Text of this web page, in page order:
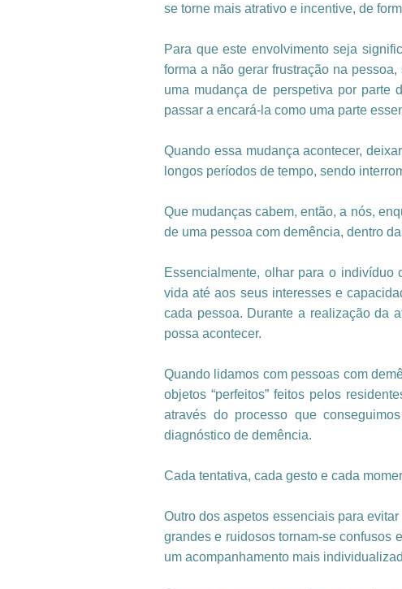
se torne mais atrativo e incentive, de
Para que este envolvimento seja
forma a não gerar frustração na
uma mudança de perspetiva por parte
passar a encará-la como uma parte
Quando essa mudança acontecer,
longos períodos de tempo, sendo
Que mudanças cabem, então, a nós,
de uma pessoa com demência, dentro
Essencialmente, olhar para o
vida até aos seus interesses e
cada pessoa. Durante a realização da
possa acontecer.
Quando lidamos com pessoas com
objetos “perfeitos” feitos pelos
através do processo que
diagnóstico de demência.
Cada tentativa, cada gesto e cada
Outro dos aspetos essenciais para
grandes e ruidosos tornam-se confusos
um acompanhamento mais